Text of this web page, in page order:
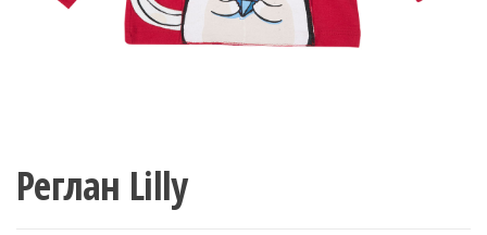
Реглан Lilly